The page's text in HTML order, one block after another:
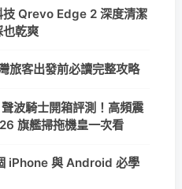
技 Qrevo Edge 2 深度清潔
也乾爽
旅客出發前必讀完整攻略
波騎士開箱評測！高頻震
旗艦掃拖機皇一次看
iPhone 與 Android 必學